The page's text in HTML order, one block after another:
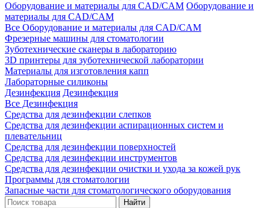
Оборудование и материалы для CAD/CAM Оборудование и
материалы для CAD/CAM
Все Оборудование и материалы для CAD/CAM
Фрезерные машины для стоматологии
Зуботехнические сканеры в лабораторию
3D принтеры для зуботехнической лаборатории
Материалы для изготовления капп
Лабораторные силиконы
Дезинфекция Дезинфекция
Все Дезинфекция
Средства для дезинфекции слепков
Средства для дезинфекции аспирационных систем и
плевательниц
Средства для дезинфекции поверхностей
Средства для дезинфекции инструментов
Средства для дезинфекции очистки и ухода за кожей рук
Программы для стоматологии
Запасные части для стоматологического оборудования